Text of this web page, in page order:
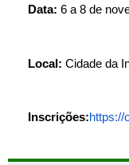
Data: 6 a 8 de
Local: Cidade da
Inscrições:https://